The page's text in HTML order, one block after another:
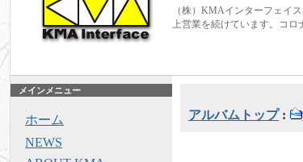
（株）KMAインターフェイ
上営業を続けています。コロ
アルバムトップ:
メインメニュー
ホーム
NEWS